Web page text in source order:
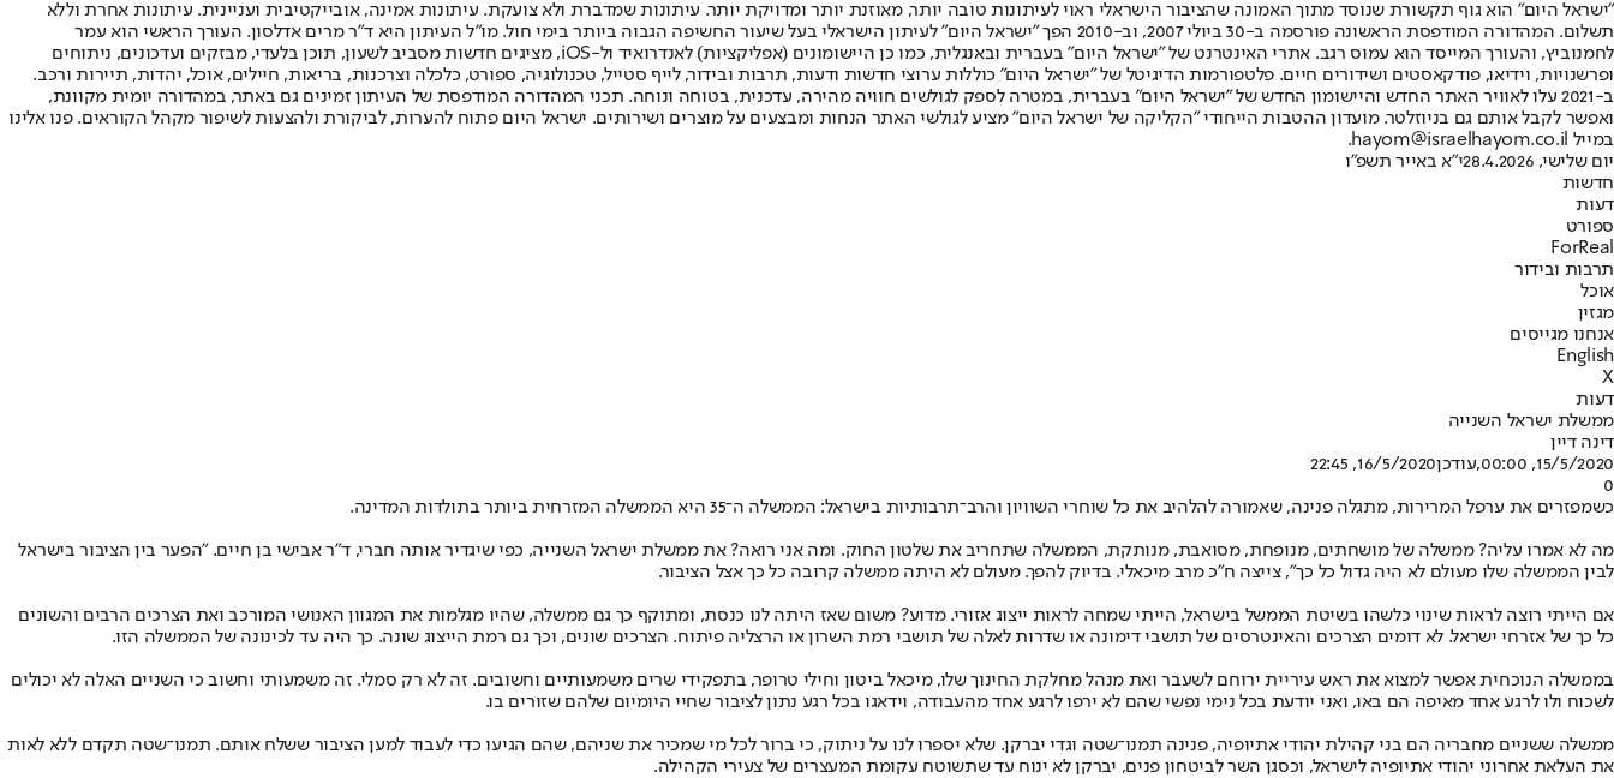
"ישראל היום" הוא גוף תקשורת שנוסד מתוך האמונה שהציבור הישראלי ראוי לעיתונות טובה יותר, מאוזנת יותר ומדויקת יותר. עיתונות שמדברת ולא צועקת. עיתונות אמינה, אובייקטיבית ועניינית. עיתונות אחרת וללא
תשלום. המהדורה המודפסת הראשונה פורסמה ב-30 ביולי 2007, וב-2010 הפך "ישראל היום" לעיתון הישראלי בעל שיעור החשיפה הגבוה ביותר בימי חול. מו"ל העיתון היא ד"ר מרים אדלסון. העורך הראשי הוא עמר
לחמנוביץ, והעורך המייסד הוא עמוס רגב. אתרי האינטרנט של "ישראל היום" בעברית ובאנגלית, כמו כן היישומונים (אפליקציות) לאנדרואיד ול-iOS, מציגים חדשות מסביב לשעון, תוכן בלעדי, מבזקים ועדכונים, ניתוחים
ופרשנויות, וידיאו, פודקאסטים ושידורים חיים. פלטפורמות הדיגיטל של "ישראל היום" כוללות ערוצי חדשות ודעות, תרבות ובידור, לייף סטייל, טכנולוגיה, ספורט, כלכלה וצרכנות, בריאות, חיילים, אוכל, יהדות, תיירות ורכב.
ב-2021 עלו לאוויר האתר החדש והיישומון החדש של "ישראל היום" בעברית, במטרה לספק לגולשים חוויה מהירה, עדכנית, בטוחה ונוחה. תכני המהדורה המודפסת של העיתון זמינים גם באתר, במהדורה יומית מקוונת,
ואפשר לקבל אותם גם בניוזלטר. מועדון ההטבות הייחודי "הקליקה של ישראל היום" מציע לגולשי האתר הנחות ומבצעים על מוצרים ושירותים. ישראל היום פתוח להערות, לביקורת ולהצעות לשיפור מקהל הקוראים. פנו אלינו
במייל hayom@israelhayom.co.il.
יום שלישי, 28.4.2026
י"א באייר תשפ"ו
חדשות
דעות
ספורט
ForReal
תרבות ובידור
אוכל
מגזין
אנחנו מגייסים
English
X
דעות
ממשלת ישראל השנייה
דינה דיין
15/5/2020, 00:00
,עודכן16/5/2020, 22:45
0
כשמפזרים את ערפל המרירות, מתגלה פנינה, שאמורה להלהיב את כל שוחרי השוויון והרב־תרבותיות בישראל: הממשלה ה־35 היא הממשלה המזרחית ביותר בתולדות המדינה.
מה לא אמרו עליה? ממשלה של מושחתים, מנופחת, מסואבת, מנותקת, הממשלה שתחריב את שלטון החוק. ומה אני רואה? את ממשלת ישראל השנייה, כפי שיגדיר אותה חברי, ד"ר אבישי בן חיים. "הפער בין הציבור בישראל
לבין הממשלה שלו מעולם לא היה גדול כל כך", צייצה ח"כ מרב מיכאלי. בדיוק להפך. מעולם לא היתה ממשלה קרובה כל כך אצל הציבור.
אם הייתי רוצה לראות שינוי כלשהו בשיטת הממשל בישראל, הייתי שמחה לראות ייצוג אזורי. מדוע? משום שאז היתה לנו כנסת, ומתוקף כך גם ממשלה, שהיו מגלמות את המגוון האנושי המורכב ואת הצרכים הרבים והשונים
כל כך של אזרחי ישראל. לא דומים הצרכים והאינטרסים של תושבי דימונה או שדרות לאלה של תושבי רמת השרון או הרצליה פיתוח. הצרכים שונים, וכך גם רמת הייצוג שונה. כך היה עד לכינונה של הממשלה הזו.
בממשלה הנוכחית אפשר למצוא את ראש עיריית ירוחם לשעבר ואת מנהל מחלקת החינוך שלו, מיכאל ביטון וחילי טרופר, בתפקידי שרים משמעותיים וחשובים. זה לא רק סמלי. זה משמעותי וחשוב כי השניים האלה לא יכולים
לשכוח ולו לרגע אחד מאיפה הם באו, ואני יודעת בכל נימי נפשי שהם לא ירפו לרגע אחד מהעבודה, וידאגו בכל רגע נתון לציבור שחיי היומיום שלהם שזורים בו.
ממשלה ששניים מחבריה הם בני קהילת יהודי אתיופיה, פנינה תמנו־שטה וגדי יברקן. שלא יספרו לנו על ניתוק, כי ברור לכל מי שמכיר את שניהם, שהם הגיעו כדי לעבוד למען הציבור ששלח אותם. תמנו־שטה תקדם ללא לאות
את העלאת אחרוני יהודי אתיופיה לישראל, וכסגן השר לביטחון פנים, יברקן לא ינוח עד שתשוטח עקומת המעצרים של צעירי הקהילה.